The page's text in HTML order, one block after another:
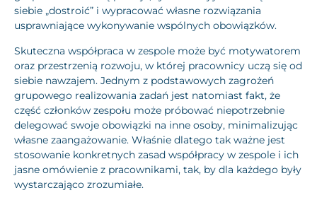
siebie „dostroić” i wypracować własne rozwiązania
usprawniające wykonywanie wspólnych obowiązków.
Skuteczna współpraca w zespole może być motywatorem
oraz przestrzenią rozwoju, w której pracownicy uczą się od
siebie nawzajem. Jednym z podstawowych zagrożeń
grupowego realizowania zadań jest natomiast fakt, że
część członków zespołu może próbować niepotrzebnie
delegować swoje obowiązki na inne osoby, minimalizując
własne zaangażowanie. Właśnie dlatego tak ważne jest
stosowanie konkretnych zasad współpracy w zespole i ich
jasne omówienie z pracownikami, tak, by dla każdego były
wystarczająco zrozumiałe.